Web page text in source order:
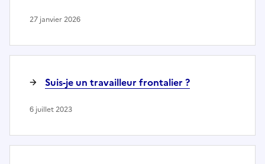
27 janvier 2026
Suis-je un travailleur frontalier ?
6 juillet 2023